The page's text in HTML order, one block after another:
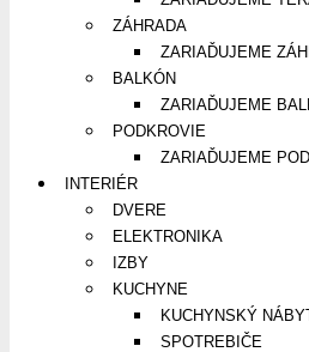
ZÁHRADA
ZARIAĎUJEME
BALKÓN
ZARIAĎUJEME
PODKROVIE
ZARIAĎUJEME
INTERIÉR
DVERE
ELEKTRONIKA
IZBY
KUCHYNE
KUCHYNSKÝ
SPOTREBIČE